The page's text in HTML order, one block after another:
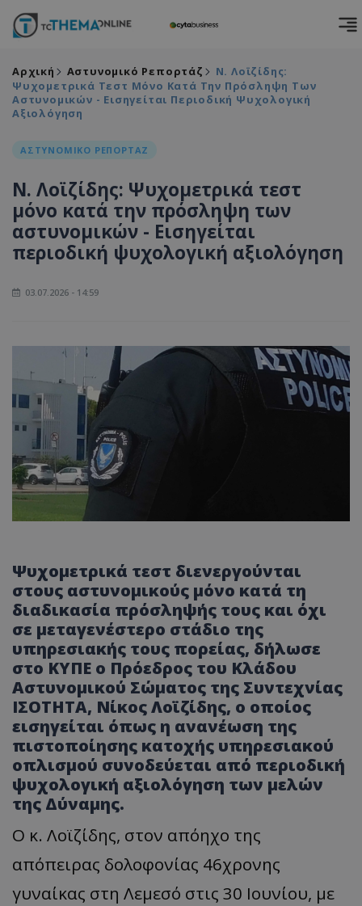
Αρχική Αστυνομικό Ρεπορτάζ
Ν. Λοϊζίδης:
Ψυχομετρικά Τεστ Μόνο Κατά Την Πρόσληψη Των
Αστυνομικών - Εισηγείται Περιοδική Ψυχολογική
Αξιολόγηση
ΑΣΤΥΝΟΜΙΚΟ ΡΕΠΟΡΤΑΖ
Ν. Λοϊζίδης: Ψυχομετρικά τεστ
μόνο κατά την πρόσληψη των
αστυνομικών - Εισηγείται
περιοδική ψυχολογική αξιολόγηση
03.07.2026 - 14:59
Ψυχομετρικά τεστ διενεργούνται
στους αστυνομικούς μόνο κατά τη
διαδικασία πρόσληψής τους και όχι
σε μεταγενέστερο στάδιο της
υπηρεσιακής τους πορείας, δήλωσε
στο ΚΥΠΕ ο Πρόεδρος του Κλάδου
Αστυνομικού Σώματος της Συντεχνίας
ΙΣΟΤΗΤΑ, Νίκος Λοϊζίδης, ο οποίος
εισηγείται όπως η ανανέωση της
πιστοποίησης κατοχής υπηρεσιακού
οπλισμού συνοδεύεται από περιοδική
ψυχολογική αξιολόγηση των μελών
της Δύναμης.
Ο κ. Λοϊζίδης, στον απόηχο της
απόπειρας δολοφονίας 46χρονης
γυναίκας στη Λεμεσό στις 30 Ιουνίου, με